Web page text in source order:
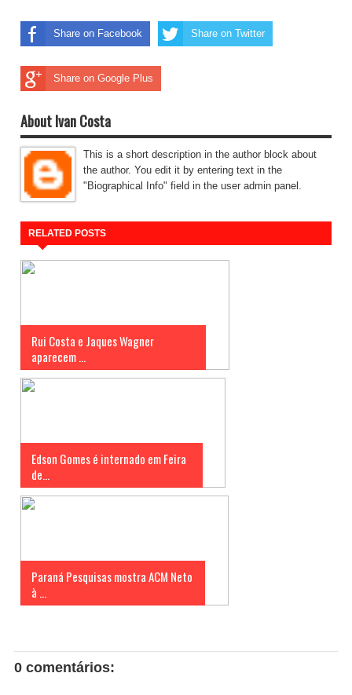
Share on Facebook Share on Twitter
Share on Google Plus
About Ivan Costa
This is a short description in the author block about
the author. You edit it by entering text in the
"Biographical Info" field in the user admin panel.
RELATED POSTS
Rui Costa e Jaques Wagner
aparecem ...
Edson Gomes é internado em Feira
de...
Paraná Pesquisas mostra ACM Neto
à ...
0 comentários: